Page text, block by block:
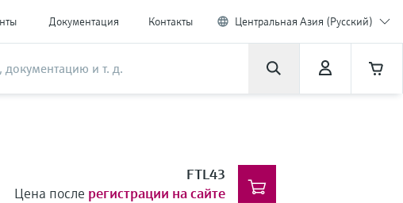
Документация Контакты Центральная Азия (Русский)
FTL43
Цена после регистрации на сайте